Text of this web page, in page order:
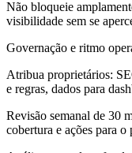
Não bloqueie
visibilidade sem se
Governação e ritmo
Atribua proprietários:
e regras, dados para
Revisão semanal de 30
cobertura e ações para